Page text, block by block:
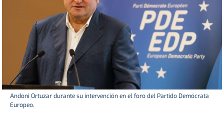
Andoni Ortuzar durante su intervención en el foro del Partido Demócrata
Europeo.